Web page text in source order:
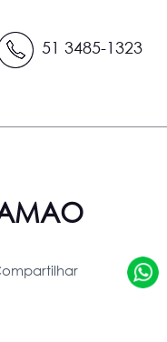
51 3485-1323